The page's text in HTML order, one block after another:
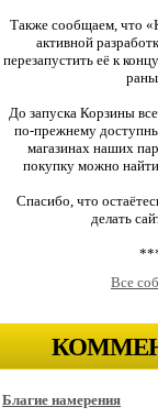
Также сообщаем, что
активной
перезапустить её к
До запуска Корзины
по-прежнему
магазинах наших
покупку можно
Спасибо, что
делать
Все
Благие намерения